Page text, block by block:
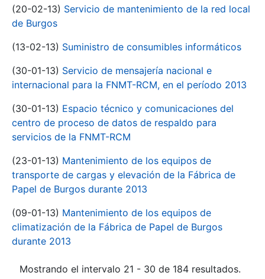
(20-02-13) Servicio de mantenimiento de la red local
de Burgos
(13-02-13) Suministro de consumibles informáticos
(30-01-13) Servicio de mensajería nacional e
internacional para la FNMT-RCM, en el período 2013
(30-01-13) Espacio técnico y comunicaciones del
centro de proceso de datos de respaldo para
servicios de la FNMT-RCM
(23-01-13) Mantenimiento de los equipos de
transporte de cargas y elevación de la Fábrica de
Papel de Burgos durante 2013
(09-01-13) Mantenimiento de los equipos de
climatización de la Fábrica de Papel de Burgos
durante 2013
Mostrando el intervalo 21 - 30 de 184 resultados.